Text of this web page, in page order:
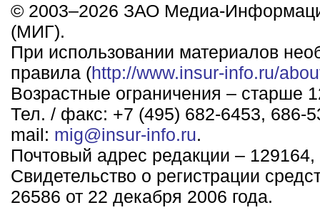
© 2003–2026 ЗАО Медиа-
(МИГ).
При использовании материалов
правила (http://www.insur-info.ru/
Возрастные ограничения – старше
Тел. / факс: +7 (495) 682-6453, 686-
mail: mig@insur-info.ru.
Почтовый адрес редакции –
Свидетельство о регистрации
26586 от 22 декабря 2006 года.